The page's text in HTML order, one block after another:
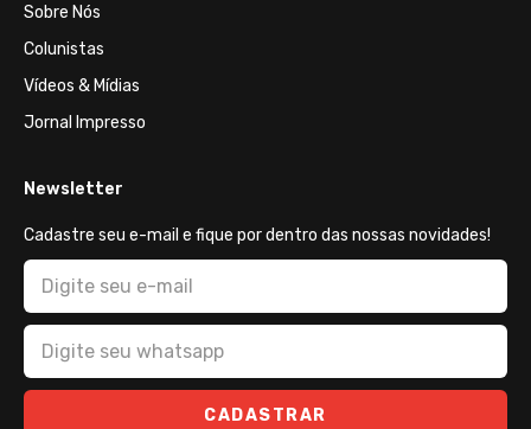
Sobre Nós
Colunistas
Vídeos & Mídias
Jornal Impresso
Newsletter
Cadastre seu e-mail e fique por dentro das nossas novidades!
CADASTRAR